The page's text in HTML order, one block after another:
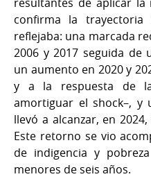
confirma la
reflejaba: una marcada
2006 y 2017 seguida de
un aumento en 2020 y
y a la respuesta de
amortiguar el shock–, y
llevó a alcanzar, en
Este retorno se vio
de indigencia y
menores de seis años.